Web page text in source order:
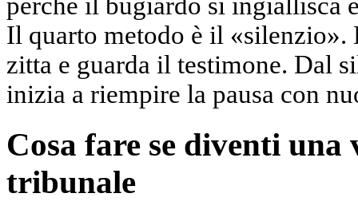
Il quarto metodo è il «silenzio».
zitta e guarda il testimone. Dal
inizia a riempire la pausa con
Cosa fare se diventi
tribunale